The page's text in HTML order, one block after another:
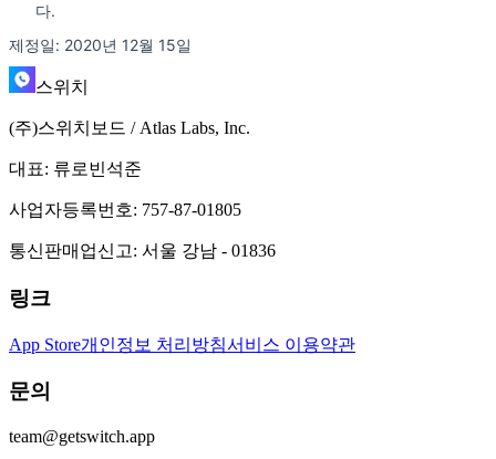
다.
제정일: 2020년 12월 15일
스위치
(주)스위치보드 / Atlas Labs, Inc.
대표: 류로빈석준
사업자등록번호: 757-87-01805
통신판매업신고: 서울 강남 - 01836
링크
App Store개인정보 처리방침서비스 이용약관
문의
team@getswitch.app